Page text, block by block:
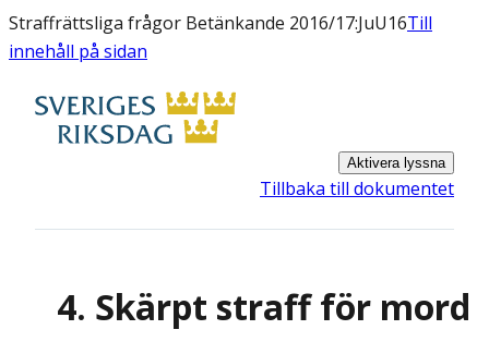
Straffrättsliga frågor Betänkande 2016/17:JuU16Till
innehåll på sidan
Aktivera lyssna
Tillbaka till dokumentet
4. Skärpt straff för mord